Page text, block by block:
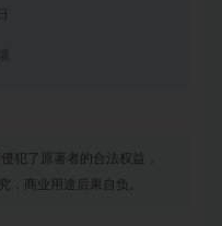
犯了原著者的合法权益，
，商业用途后果自负。